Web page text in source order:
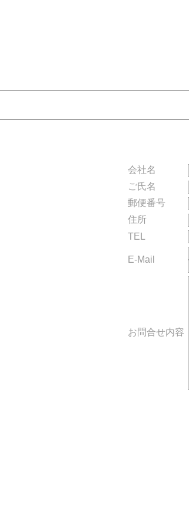
会社名
ご氏名
郵便番号
住所
TEL
E-Mail
お問合せ内容